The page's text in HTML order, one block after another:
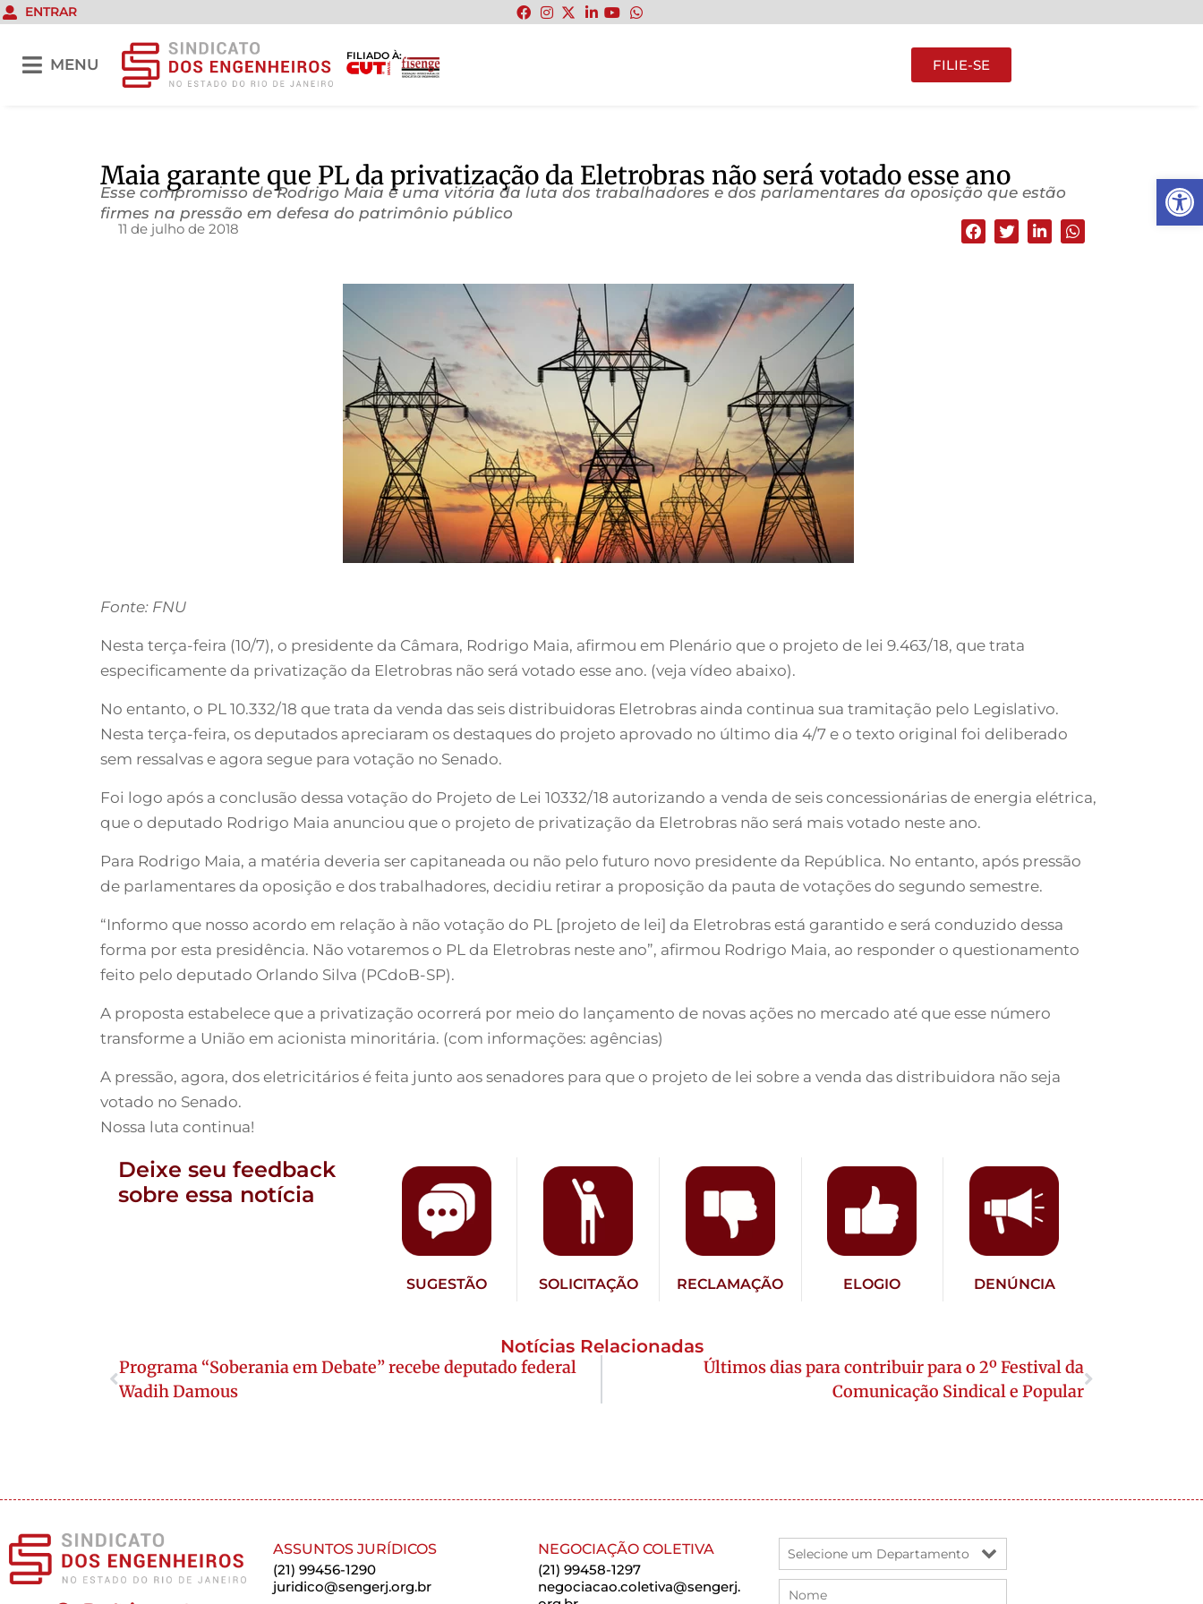
Abrir
ENTRAR
MENU
FILIADO À:
FILIE-SE
Maia garante que PL da privatização da Eletrobras não será votado esse ano
Esse compromisso de Rodrigo Maia é uma vitória da luta dos trabalhadores e dos parlamentares da oposição que estão
firmes na pressão em defesa do patrimônio público
11 de julho de 2018
Fonte: FNU
Nesta terça-feira (10/7), o presidente da Câmara, Rodrigo Maia, afirmou em Plenário que o projeto de lei 9.463/18, que trata
especificamente da privatização da Eletrobras não será votado esse ano. (veja vídeo abaixo).
No entanto, o PL 10.332/18 que trata da venda das seis distribuidoras Eletrobras ainda continua sua tramitação pelo Legislativo.
Nesta terça-feira, os deputados apreciaram os destaques do projeto aprovado no último dia 4/7 e o texto original foi deliberado
sem ressalvas e agora segue para votação no Senado.
Foi logo após a conclusão dessa votação do Projeto de Lei 10332/18 autorizando a venda de seis concessionárias de energia elétrica,
que o deputado Rodrigo Maia anunciou que o projeto de privatização da Eletrobras não será mais votado neste ano.
Para Rodrigo Maia, a matéria deveria ser capitaneada ou não pelo futuro novo presidente da República. No entanto, após pressão
de parlamentares da oposição e dos trabalhadores, decidiu retirar a proposição da pauta de votações do segundo semestre.
“Informo que nosso acordo em relação à não votação do PL [projeto de lei] da Eletrobras está garantido e será conduzido dessa
forma por esta presidência. Não votaremos o PL da Eletrobras neste ano”, afirmou Rodrigo Maia, ao responder o questionamento
feito pelo deputado Orlando Silva (PCdoB-SP).
A proposta estabelece que a privatização ocorrerá por meio do lançamento de novas ações no mercado até que esse número
transforme a União em acionista minoritária. (com informações: agências)
A pressão, agora, dos eletricitários é feita junto aos senadores para que o projeto de lei sobre a venda das distribuidora não seja
votado no Senado.
Nossa luta continua!
Deixe seu feedback
sobre essa notícia
SUGESTÃO SOLICITAÇÃO RECLAMAÇÃO ELOGIO DENÚNCIA
Notícias Relacionadas
Programa “Soberania em Debate” recebe deputado federal
Wadih Damous
Últimos dias para contribuir para o 2º Festival da
Comunicação Sindical e Popular
ASSUNTOS JURÍDICOS
(21) 99456-1290
juridico@sengerj.org.br
NEGOCIAÇÃO COLETIVA
(21) 99458-1297
negociacao.coletiva@sengerj.